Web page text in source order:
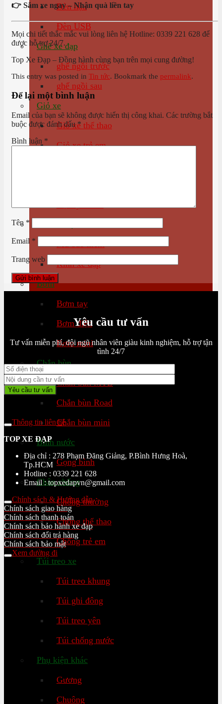
Đèn hậu
Đèn USB
Ghế xe đạp
ghế ngồi trước
ghế ngồi sau
Giỏ xe
Giỏ xe thể thao
Giỏ xe trẻ em
Mũ bảo hiểm
Kính xe đạp
Bơm
Bơm tay
Bơm điện
Bơm mini
Chắn bùn
Chắn bùn MTB
Chắn bùn Road
Chắn bùn mini
Bình nước
Gọng bình
Chân chống
Chống thường
Chống thể thao
Chống trẻ em
Túi treo xe
Túi treo khung
Túi ghi đông
Túi treo yên
Túi chống nước
Phụ kiện khác
Gương
Chuông
👉 Sắm xe ngay – Nhận quà liền tay
Mọi chi tiết thắc mắc vui lòng liên hệ Hotline: 0339 221 628 để
được hỗ trợ 24/7.
Top Xe Đạp – Đồng hành cùng bạn trên mọi cung đường!
This entry was posted in Tin tức. Bookmark the permalink.
Để lại một bình luận
Email của bạn sẽ không được hiển thị công khai. Các trường bắt
buộc được đánh dấu*
Bình luận *
Tên *
Email *
Trang web
Yêu cầu tư vấn
Tư vấn miễn phí, đội ngũ nhân viên giàu kinh nghiệm, hỗ trợ tận
tình 24/7
Thông tin liên hệ
TOP XE ĐẠP
Địa chỉ : 278 Phạm Đăng Giảng, P.Bình Hưng Hoà,
Tp.HCM
Hotline : 0339 221 628
Email : topxedapvn@gmail.com
Chính sách & Hướng dẫn
Chính sách giao hàng
Chính sách thanh toán
Chính sách bảo hành xe đạp
Chính sách đổi trả hàng
Chính sách bảo mật
Xem đường đi